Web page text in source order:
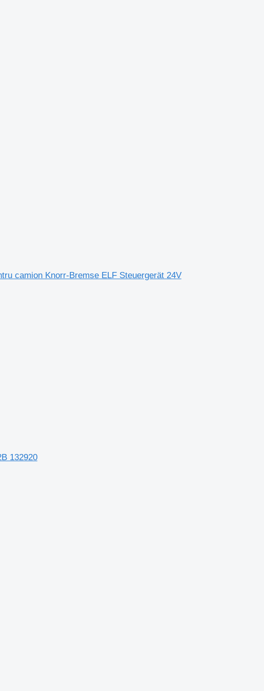
camion Knorr-Bremse ELF Steuergerät 24V
132920